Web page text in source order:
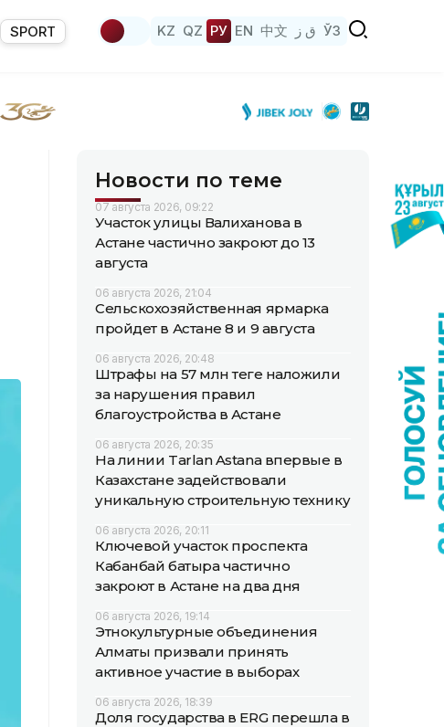
SPORT KZ QZ РУ EN 中文 ق ز ЎЗ
Новости по теме
07 августа 2026, 09:22
Участок улицы Валиханова в
Астане частично закроют до 13
августа
06 августа 2026, 21:04
Сельскохозяйственная ярмарка
пройдет в Астане 8 и 9 августа
06 августа 2026, 20:48
Штрафы на 57 млн теңге наложили
за нарушения правил
благоустройства в Астане
06 августа 2026, 20:35
На линии Tarlan Astana впервые в
Казахстане задействовали
уникальную строительную технику
06 августа 2026, 20:11
Ключевой участок проспекта
Кабанбай батыра частично
закроют в Астане на два дня
06 августа 2026, 19:14
Этнокультурные объединения
Алматы призвали принять
активное участие в выборах
06 августа 2026, 18:39
Доля государства в ERG перешла в